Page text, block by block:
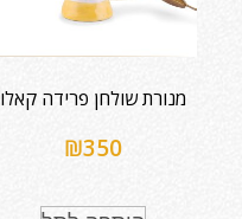
מנורת שולחן פרידה קאלו
₪350